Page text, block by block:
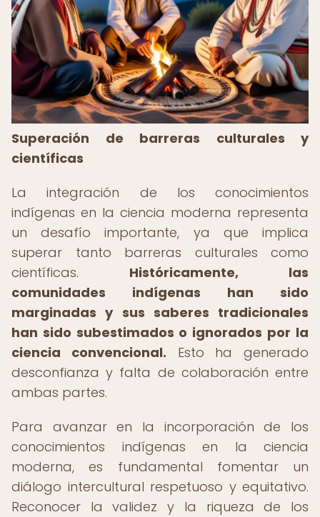
Superación de barreras culturales y
científicas
La integración de los conocimientos
indígenas en la ciencia moderna representa
un desafío importante, ya que implica
superar tanto barreras culturales como
científicas. Históricamente, las
comunidades indígenas han sido
marginadas y sus saberes tradicionales
han sido subestimados o ignorados por la
ciencia convencional. Esto ha generado
desconfianza y falta de colaboración entre
ambas partes.
Para avanzar en la incorporación de los
conocimientos indígenas en la ciencia
moderna, es fundamental fomentar un
diálogo intercultural respetuoso y equitativo.
Reconocer la validez y la riqueza de los